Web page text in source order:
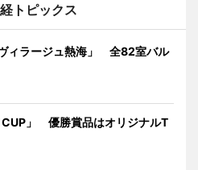
トピックス
ィラージュ熱海」 全82室バル
CUP」 優勝賞品はオリジナルT